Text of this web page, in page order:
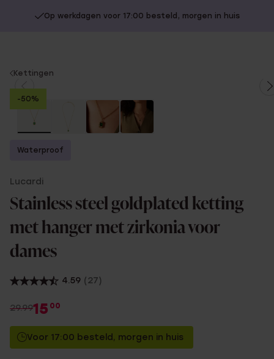
Op werkdagen voor 17:00 besteld, morgen in huis
You
are
here:
Kettingen
-50%
Waterproof
Lucardi
Stainless steel goldplated ketting
met hanger met zirkonia voor
dames
4.59 (27)
29.9915 00
Voor 17:00 besteld, morgen in huis